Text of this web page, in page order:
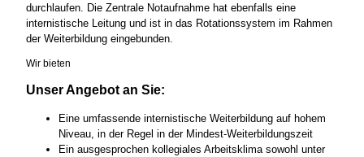
durchlaufen. Die Zentrale Notaufnahme hat ebenfalls eine
internistische Leitung und ist in das Rotationssystem im Rahmen
der Weiterbildung eingebunden.
Wir bieten
Unser Angebot an Sie:
Eine umfassende internistische Weiterbildung auf hohem
Niveau, in der Regel in der Mindest-Weiterbildungszeit
Ein ausgesprochen kollegiales Arbeitsklima sowohl unter